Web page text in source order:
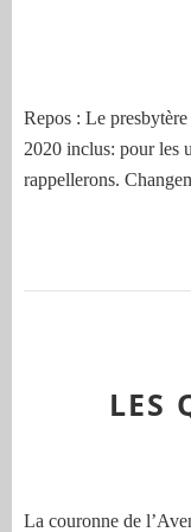
Repos : Le
2020 inclus: pour les
rappellerons.
LES
La couronne de